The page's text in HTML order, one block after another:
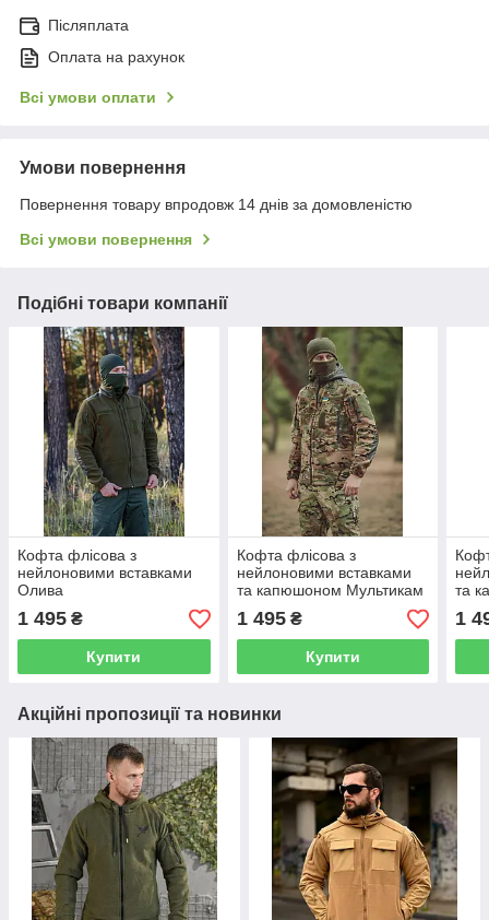
Післяплата
Оплата на рахунок
Всі умови оплати
Умови повернення
Повернення товару впродовж 14 днів за домовленістю
Всі умови повернення
Подібні товари компанії
Кофта флісова з
нейлоновими вставками
Олива
1 495 ₴
Купити
Кофта флісова з
нейлоновими вставками
та капюшоном Мультикам
1 495₴
Купити
та
1
Акційні пропозиції та новинки